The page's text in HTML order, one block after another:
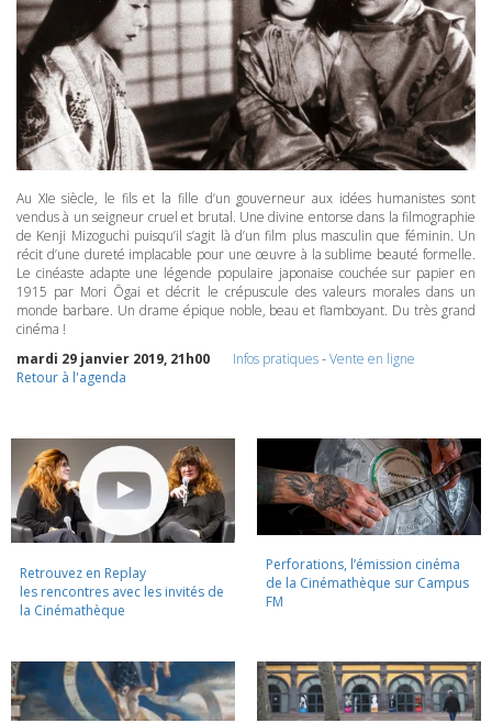
Au XIe siècle, le fils et la fille d’un gouverneur aux idées humanistes sont
vendus à un seigneur cruel et brutal. Une divine entorse dans la filmographie
de Kenji Mizoguchi puisqu’il s’agit là d’un film plus masculin que féminin. Un
récit d’une dureté implacable pour une œuvre à la sublime beauté formelle.
Le cinéaste adapte une légende populaire japonaise couchée sur papier en
1915 par Mori Ōgai et décrit le crépuscule des valeurs morales dans un
monde barbare. Un drame épique noble, beau et flamboyant. Du très grand
cinéma !
mardi 29 janvier 2019, 21h00
Infos pratiques-Vente en ligne
Retour à l'agenda
Retrouvez en Replay
les rencontres avec les invités de
la Cinémathèque
Perforations, l’émission cinéma
de la Cinémathèque sur Campus
FM